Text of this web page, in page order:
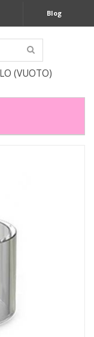
Blog
(VUOTO)